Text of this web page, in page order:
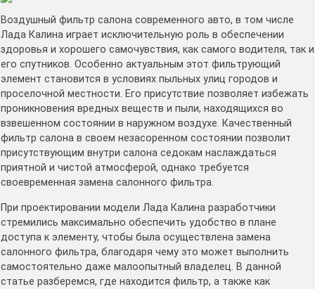
Воздушный фильтр салона современного авто, в том числе
Лада Калина играет исключительную роль в обеспечении
здоровья и хорошего самочувствия, как самого водителя, так и
его спутников. Особенно актуальным этот фильтрующий
элемент становится в условиях пыльных улиц городов и
проселочной местности. Его присутствие позволяет избежать
проникновения вредных веществ и пыли, находящихся во
взвешенном состоянии в наружном воздухе. Качественный
фильтр салона в своем незасоренном состоянии позволит
присутствующим внутри салона седокам наслаждаться
приятной и чистой атмосферой, однако требуется
своевременная замена салонного фильтра.
При проектировании модели Лада Калина разработчики
стремились максимально обеспечить удобство в плане
доступа к элементу, чтобы была осуществлена замена
салонного фильтра, благодаря чему это может выполнить
самостоятельно даже малоопытный владелец. В данной
статье разберемся, где находится фильтр, а также как